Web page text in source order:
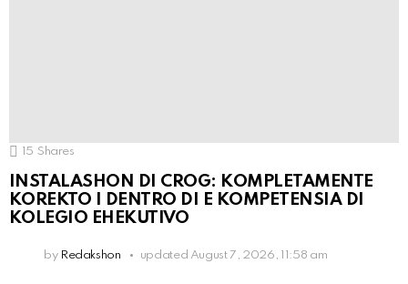
15 Shares
INSTALASHON DI CROG: KOMPLETAMENTE
KOREKTO I DENTRO DI E KOMPETENSIA DI
KOLEGIO EHEKUTIVO
by Redakshon updated August 7, 2026, 11:58 am